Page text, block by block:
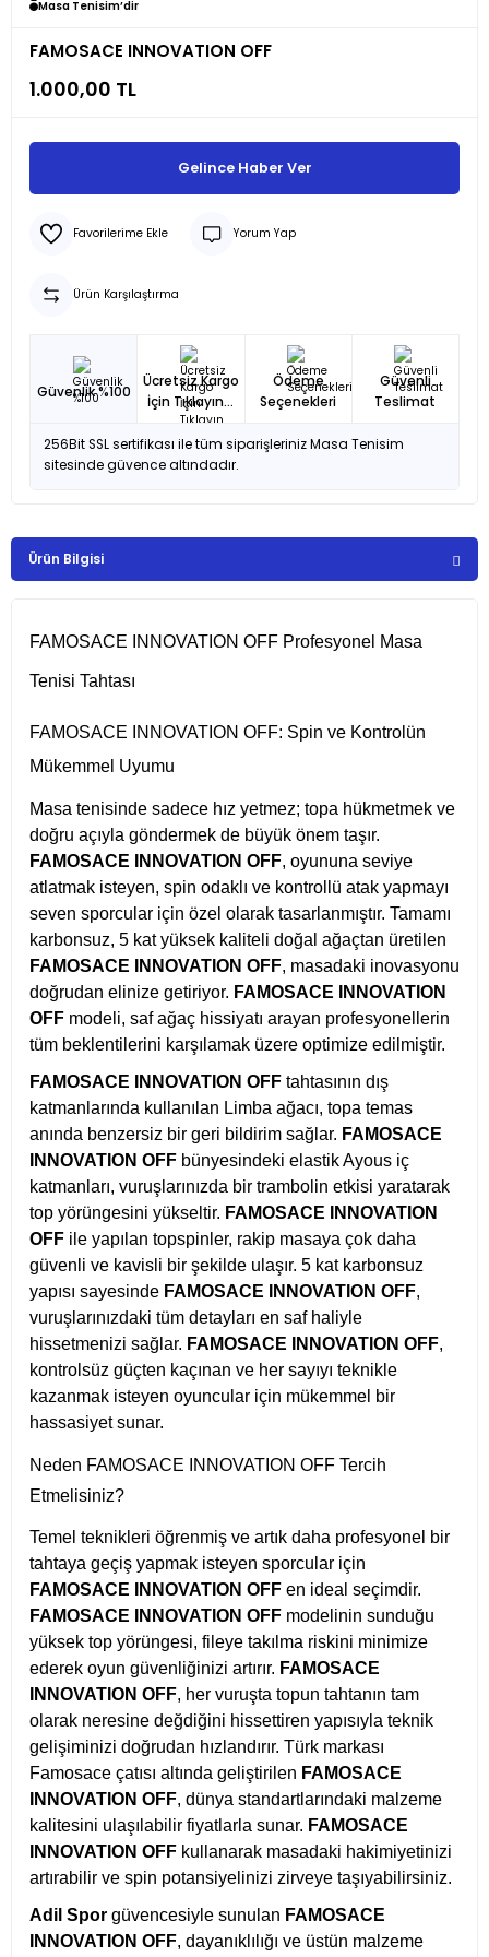
Masa Tenisim’dir
FAMOSACE INNOVATION OFF
1.000,00 TL
Gelince Haber Ver
Yorum Yap
Ürün Karşılaştırma
Güvenlik %100
Ücretsiz Kargo
İçin Tıklayın...
Ödeme
Seçenekleri
Güvenli
Teslimat
256Bit SSL sertifikası ile tüm siparişleriniz Masa Tenisim
sitesinde güvence altındadır.
Ürün Bilgisi
FAMOSACE INNOVATION OFF Profesyonel Masa
Tenisi Tahtası
FAMOSACE INNOVATION OFF: Spin ve Kontrolün
Mükemmel Uyumu
Masa tenisinde sadece hız yetmez; topa hükmetmek ve
doğru açıyla göndermek de büyük önem taşır.
FAMOSACE INNOVATION OFF, oyununa seviye
atlatmak isteyen, spin odaklı ve kontrollü atak yapmayı
seven sporcular için özel olarak tasarlanmıştır. Tamamı
karbonsuz, 5 kat yüksek kaliteli doğal ağaçtan üretilen
FAMOSACE INNOVATION OFF, masadaki inovasyonu
doğrudan elinize getiriyor. FAMOSACE INNOVATION
OFF modeli, saf ağaç hissiyatı arayan profesyonellerin
tüm beklentilerini karşılamak üzere optimize edilmiştir.
FAMOSACE INNOVATION OFF tahtasının dış
katmanlarında kullanılan Limba ağacı, topa temas
anında benzersiz bir geri bildirim sağlar. FAMOSACE
INNOVATION OFF bünyesindeki elastik Ayous iç
katmanları, vuruşlarınızda bir trambolin etkisi yaratarak
top yörüngesini yükseltir. FAMOSACE INNOVATION
OFF ile yapılan topspinler, rakip masaya çok daha
güvenli ve kavisli bir şekilde ulaşır. 5 kat karbonsuz
yapısı sayesinde FAMOSACE INNOVATION OFF,
vuruşlarınızdaki tüm detayları en saf haliyle
hissetmenizi sağlar. FAMOSACE INNOVATION OFF,
kontrolsüz güçten kaçınan ve her sayıyı teknikle
kazanmak isteyen oyuncular için mükemmel bir
hassasiyet sunar.
Neden FAMOSACE INNOVATION OFF Tercih
Etmelisiniz?
Temel teknikleri öğrenmiş ve artık daha profesyonel bir
tahtaya geçiş yapmak isteyen sporcular için
FAMOSACE INNOVATION OFF en ideal seçimdir.
FAMOSACE INNOVATION OFF modelinin sunduğu
yüksek top yörüngesi, fileye takılma riskini minimize
ederek oyun güvenliğinizi artırır. FAMOSACE
INNOVATION OFF, her vuruşta topun tahtanın tam
olarak neresine değdiğini hissettiren yapısıyla teknik
gelişiminizi doğrudan hızlandırır. Türk markası
Famosace çatısı altında geliştirilen FAMOSACE
INNOVATION OFF, dünya standartlarındaki malzeme
kalitesini ulaşılabilir fiyatlarla sunar. FAMOSACE
INNOVATION OFF kullanarak masadaki hakimiyetinizi
artırabilir ve spin potansiyelinizi zirveye taşıyabilirsiniz.
Adil Spor güvencesiyle sunulan FAMOSACE
INNOVATION OFF, dayanıklılığı ve üstün malzeme